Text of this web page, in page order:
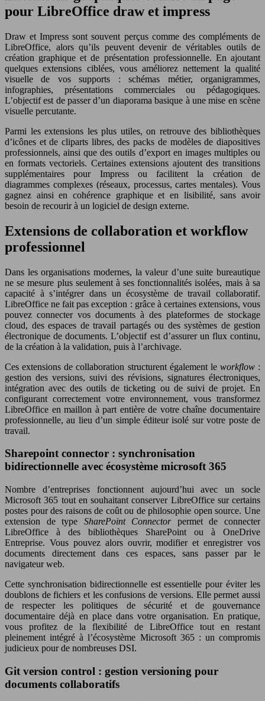
pour LibreOffice draw et impress
Draw et Impress sont souvent perçus comme des compléments de
LibreOffice, alors qu’ils peuvent devenir de véritables outils de
création graphique et de présentation professionnelle. En ajoutant
quelques extensions ciblées, vous améliorez nettement la qualité
visuelle de vos supports : schémas métier, organigrammes,
infographies, présentations commerciales ou pédagogiques.
L’objectif est de passer d’un diaporama basique à une mise en scène
visuelle percutante.
Parmi les extensions les plus utiles, on retrouve des bibliothèques
d’icônes et de cliparts libres, des packs de modèles de diapositives
professionnels, ainsi que des outils d’export en images multiples ou
en formats vectoriels. Certaines extensions ajoutent des transitions
supplémentaires pour Impress ou facilitent la création de
diagrammes complexes (réseaux, processus, cartes mentales). Vous
gagnez ainsi en cohérence graphique et en lisibilité, sans avoir
besoin de recourir à un logiciel de design externe.
Extensions de collaboration et workflow
professionnel
Dans les organisations modernes, la valeur d’une suite bureautique
ne se mesure plus seulement à ses fonctionnalités isolées, mais à sa
capacité à s’intégrer dans un écosystème de travail collaboratif.
LibreOffice ne fait pas exception : grâce à certaines extensions, vous
pouvez connecter vos documents à des plateformes de stockage
cloud, des espaces de travail partagés ou des systèmes de gestion
électronique de documents. L’objectif est d’assurer un flux continu,
de la création à la validation, puis à l’archivage.
Ces extensions de collaboration structurent également le workflow:
gestion des versions, suivi des révisions, signatures électroniques,
intégration avec des outils de ticketing ou de suivi de projet. En
configurant correctement votre environnement, vous transformez
LibreOffice en maillon à part entière de votre chaîne documentaire
professionnelle, au lieu d’un simple éditeur isolé sur votre poste de
travail.
Sharepoint connector : synchronisation
bidirectionnelle avec écosystème microsoft 365
Nombre d’entreprises fonctionnent aujourd’hui avec un socle
Microsoft 365 tout en souhaitant conserver LibreOffice sur certains
postes pour des raisons de coût ou de philosophie open source. Une
extension de type SharePoint Connectorpermet de connecter
LibreOffice à des bibliothèques SharePoint ou à OneDrive
Entreprise. Vous pouvez alors ouvrir, modifier et enregistrer vos
documents directement dans ces espaces, sans passer par le
navigateur web.
Cette synchronisation bidirectionnelle est essentielle pour éviter les
doublons de fichiers et les confusions de versions. Elle permet aussi
de respecter les politiques de sécurité et de gouvernance
documentaire déjà en place dans votre organisation. En pratique,
vous profitez de la flexibilité de LibreOffice tout en restant
pleinement intégré à l’écosystème Microsoft 365 : un compromis
judicieux pour de nombreuses DSI.
Git version control : gestion versioning pour
documents collaboratifs